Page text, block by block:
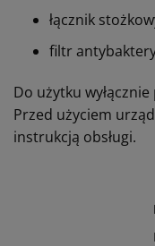
łącznik
filtr
Do użytku
Przed użyciem
instrukcją obsługi.